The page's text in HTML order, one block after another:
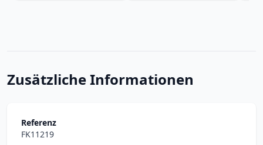
Zusätzliche Informationen
Referenz
FK11219